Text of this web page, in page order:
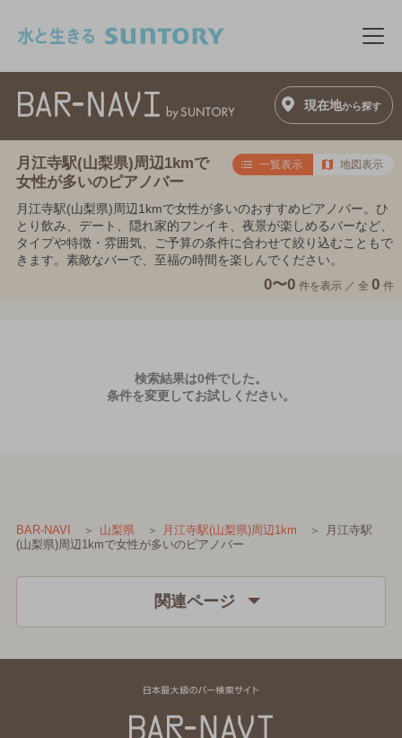
メ
現在地から探す
月江寺駅(山梨県)周辺1kmで
女性が多いのピアノバー
一覧表示 地図表示
月江寺駅(山梨県)周辺1kmで女性が多いのおすすめピアノバー。ひ
とり飲み、デート、隠れ家的フンイキ、夜景が楽しめるバーなど、
タイプや特徴・雰囲気、ご予算の条件に合わせて絞り込むこともで
きます。素敵なバーで、至福の時間を楽しんでください。
0〜0 件を表示 ／ 全 0 件
検索結果は0件でした。
条件を変更してお試しください。
BAR-NAVI 山梨県 月江寺駅(山梨県)周辺1km
月江寺駅
(山梨県)周辺1kmで女性が多いのピアノバー
関連ページ